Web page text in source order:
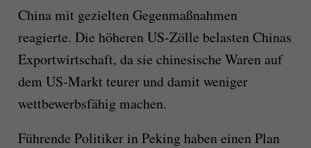
China mit gezielten Gegenmaßnahmen
reagierte. Die höheren US-Zölle belasten Chinas
Exportwirtschaft, da sie chinesische Waren auf
dem US-Markt teurer und damit weniger
wettbewerbsfähig machen.
Führende Politiker in Peking haben einen Plan